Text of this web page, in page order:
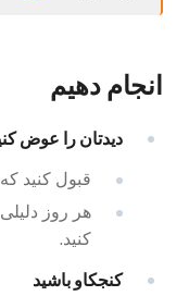
انجام دهیم
دیدتان را عوض
قبول کنید
هر روز
کنید.
کنجکاو باشید